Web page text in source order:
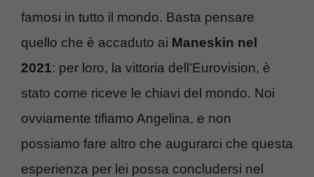
famosi in tutto il mondo. Basta pensare
quello che è accaduto ai Maneskin nel
2021: per loro, la vittoria dell’Eurovision, è
stato come riceve le chiavi del mondo. Noi
ovviamente tifiamo Angelina, e non
possiamo fare altro che augurarci che questa
esperienza per lei possa concludersi nel